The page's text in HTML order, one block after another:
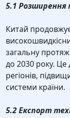
5.1 Розширення
Китай
загальну
до 2030 року. Це
регіонів,
системи країни.
5.2 Експорт